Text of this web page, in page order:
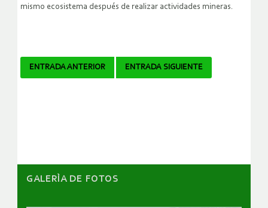
mismo ecosistema después de realizar actividades mineras.
Navegador
ENTRADA ANTERIOR ENTRADA SIGUIENTE
GALERÌA DE FOTOS